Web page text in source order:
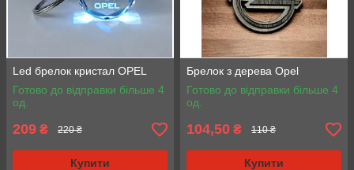
Led брелок кристал OPEL
Готово до відправки більше 4
од.
209 ₴ 220 ₴
Купити
Брелок з дерева Opel
Готово до відправки більше 4
од.
104,50 ₴ 110 ₴
Купити